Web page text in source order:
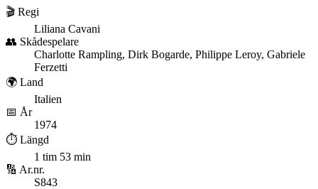
🎬 Regi
Liliana Cavani
👥 Skådespelare
Charlotte Rampling, Dirk Bogarde, Philippe Leroy, Gabriele
Ferzetti
🌍 Land
Italien
📅 År
1974
⏱️ Längd
1 tim 53 min
🔢 Ar.nr.
S843